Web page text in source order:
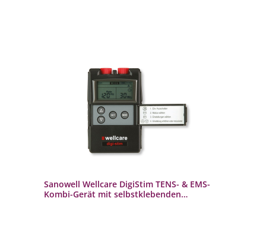
Sanowell Wellcare DigiStim TENS- & EMS-
Kombi-Gerät mit selbstklebenden